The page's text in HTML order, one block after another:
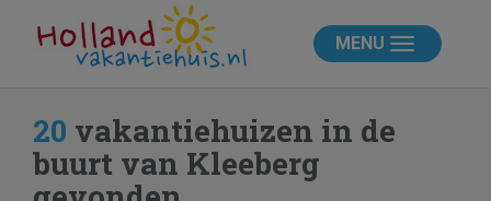
MENU
20 vakantiehuizen in de
buurt van Kleeberg